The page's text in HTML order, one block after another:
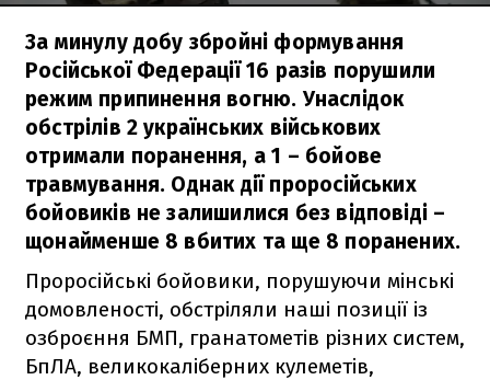
За минулу добу збройні формування
Російської Федерації 16 разів порушили
режим припинення вогню. Унаслідок
обстрілів 2 українських військових
отримали поранення, а 1 – бойове
травмування. Однак дії проросійських
бойовиків не залишилися без відповіді –
щонайменше 8 вбитих та ще 8 поранених.
Проросійські бойовики, порушуючи мінські
домовленості, обстріляли наші позиції із
озброєння БМП, гранатометів різних систем,
БпЛА, великокаліберних кулеметів,